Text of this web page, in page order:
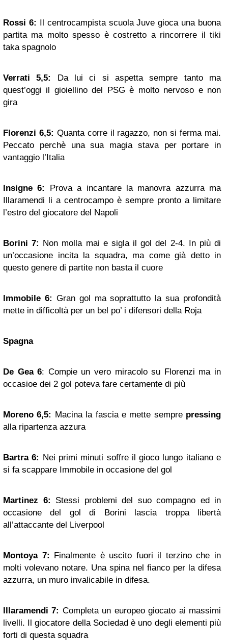
Rossi 6: Il centrocampista scuola Juve gioca una buona
partita ma molto spesso è costretto a rincorrere il tiki
taka spagnolo
Verrati 5,5:
Da lui ci si aspetta sempre tanto ma
quest’oggi il gioiellino del PSG è molto nervoso e non
gira
Florenzi 6,5: Quanta corre il ragazzo, non si ferma mai.
Peccato perchè una sua magia stava per portare in
vantaggio l’Italia
Insigne 6:
Prova a incantare la manovra azzurra ma
Illaramendi li a centrocampo è sempre pronto a limitare
l’estro del giocatore del Napoli
Borini 7: Non molla mai e sigla il gol del 2-4. In più di
un’occasione incita la squadra, ma come già detto in
questo genere di partite non basta il cuore
Immobile 6: Gran gol ma soprattutto la sua profondità
mette in difficoltà per un bel po’ i difensori della Roja
Spagna
De Gea6: Compie un vero miracolo su Florenzi ma in
occasioe dei 2 gol poteva fare certamente di più
Moreno 6,5: Macina la fascia e mette sempre pressing
alla ripartenza azzura
Bartra 6: Nei primi minuti soffre il gioco lungo italiano e
si fa scappare Immobile in occasione del gol
Martinez 6: Stessi problemi del suo compagno ed in
occasione del gol di Borini lascia troppa libertà
all’attaccante del Liverpool
Montoya 7: Finalmente è uscito fuori il terzino che in
molti volevano notare. Una spina nel fianco per la difesa
azzurra, un muro invalicabile in difesa.
Illaramendi 7: Completa un europeo giocato ai massimi
livelli. Il giocatore della Sociedad è uno degli elementi più
forti di questa squadra